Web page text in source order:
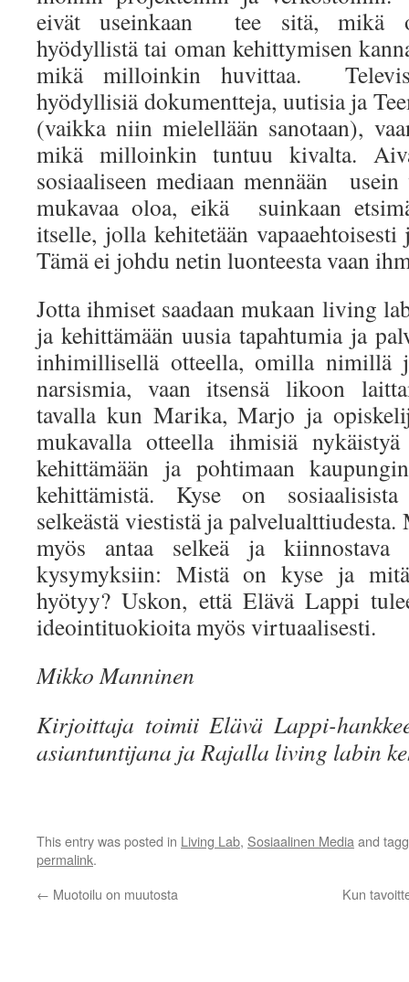
eivät useinkaan tee sitä, mikä
hyödyllistä tai oman kehittymisen
mikä milloinkin huvittaa.
hyödyllisiä dokumentteja, uutisia ja
(vaikka niin mielellään sanotaan),
mikä milloinkin tuntuu kivalta.
sosiaaliseen mediaan mennään
mukavaa oloa, eikä suinkaan
itselle, jolla kehitetään
Tämä ei johdu netin luonteesta vaan
Jotta ihmiset saadaan mukaan living
ja kehittämään uusia tapahtumia ja
inhimillisellä otteella, omilla nimillä
narsismia, vaan itsensä likoon
tavalla kun Marika, Marjo ja
mukavalla otteella ihmisiä
kehittämään ja pohtimaan
kehittämistä. Kyse on
selkeästä viestistä ja
myös antaa selkeä ja kiinnostava
kysymyksiin: Mistä on kyse ja
hyötyy? Uskon, että Elävä Lappi
ideointituokioita myös virtuaalisesti.
Mikko Manninen
Kirjoittaja toimii Elävä Lappi-
asiantuntijana ja Rajalla living labin
This entry was posted in Living Lab, Sosiaalinen Media and
permalink.
← Muotoilu on muutosta Kun